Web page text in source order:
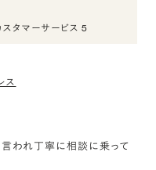
行きましたが、ヘアーライ
スタマーサービス 5
ス
言われ丁寧に相談に乗って